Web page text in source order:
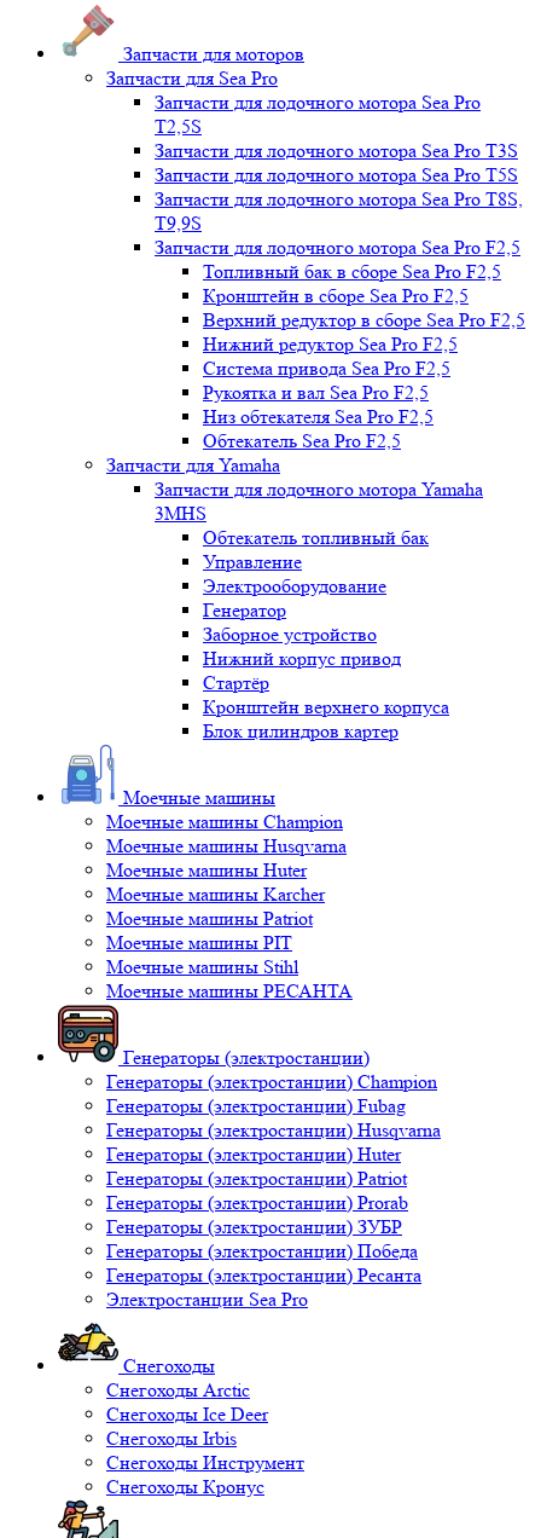
Запчасти для моторов
Запчасти для Sea Pro
Запчасти для лодочного мотора Sea Pro
Т2,5S
Запчасти для лодочного мотора Sea Pro Т3S
Запчасти для лодочного мотора Sea Pro Т5S
Запчасти для лодочного мотора Sea Pro Т8S,
T9,9S
Запчасти для лодочного мотора Sea Pro F2,5
Топливный бак в сборе Sea Pro F2,5
Кронштейн в сборе Sea Pro F2,5
Верхний редуктор в сборе Sea Pro F2,5
Нижний редуктор Sea Pro F2,5
Система привода Sea Pro F2,5
Рукоятка и вал Sea Pro F2,5
Низ обтекателя Sea Pro F2,5
Обтекатель Sea Pro F2,5
Запчасти для Yamaha
Запчасти для лодочного мотора Yamaha
3MHS
Обтекатель топливный бак
Управление
Электрооборудование
Генератор
Заборное устройство
Нижний корпус привод
Стартёр
Кронштейн верхнего корпуса
Блок цилиндров картер
Моечные машины
Моечные машины Champion
Моечные машины Husqvarna
Моечные машины Huter
Моечные машины Karcher
Моечные машины Patriot
Моечные машины PIT
Моечные машины Stihl
Моечные машины РЕСАНТА
Генераторы (электростанции)
Генераторы (электростанции) Champion
Генераторы (электростанции) Fubag
Генераторы (электростанции) Husqvarna
Генераторы (электростанции) Huter
Генераторы (электростанции) Patriot
Генераторы (электростанции) Prorab
Генераторы (электростанции) ЗУБР
Генераторы (электростанции) Победа
Генераторы (электростанции) Ресанта
Электростанции Sea Pro
Снегоходы
Снегоходы Arctic
Снегоходы Ice Deer
Снегоходы Irbis
Снегоходы Инструмент
Снегоходы Кронус